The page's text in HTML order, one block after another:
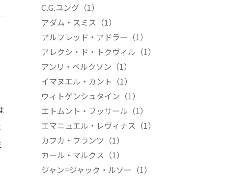
C.G.ユング （1）
アダム・スミス （1）
アルフレッド・アドラー （1）
アレクシ・ド・トクヴィル （1）
アンリ・ベルクソン （1）
イマヌエル・カント （1）
ウィトゲンシュタイン （1）
エトムント・フッサール （1）
エマニュエル・レヴィナス （1）
カフカ・フランツ （1）
カール・マルクス （1）
ジャン=ジャック・ルソー （1）